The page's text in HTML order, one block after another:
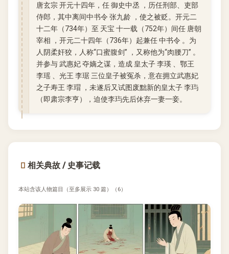
唐玄宗 开元十四年，任 御史中丞 ，历任刑部、吏部
侍郎，其中离间中书令 张九龄 ，使之被贬。开元二
十二年（734年）至 天宝 十一载（752年）间任 唐朝
宰相 ，开元二十四年（736年）起兼任 中书令 。为
人阴柔奸狡，人称“口蜜腹剑” ，又称他为“肉腰刀” 。
并参与 武惠妃 夺嫡之谋，造成 皇太子 李瑛 、鄂王
李瑶 、光王 李琚 三位皇子被冤杀，意在拥立武惠妃
之子寿王 李瑁 ，未遂后又试图废黜新的皇太子 李玙
（即肃宗李亨），迫使李玙先后休弃一妻一妾。
相关典故 / 史事记载
本站含该人物篇目（至多展示 30 篇）（6）